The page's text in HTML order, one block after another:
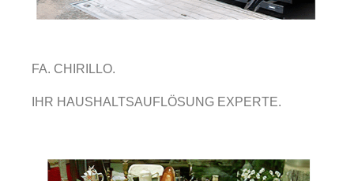
FA. CHIRILLO.
IHR HAUSHALTSAUFLÖSUNG EXPERTE.